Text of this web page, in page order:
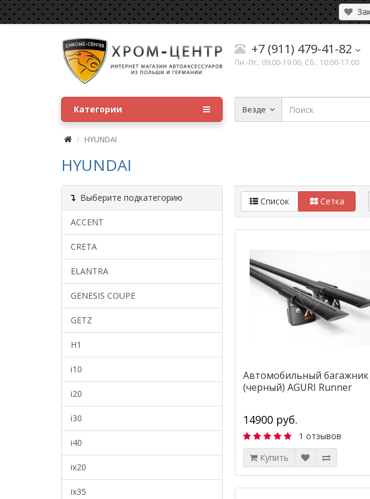
+7 (911) 479-41-82
Пн.-Пт.: 09:00-19:00, Сб.: 10:00-17:00
Везде
Категории
HYUNDAI
HYUNDAI
Выберите подкатегорию
ACCENT
CRETA
ELANTRA
GENESIS COUPE
GETZ
H1
i10
i20
i30
i40
ix20
ix35
Список Сетка
Автомобильный багажник
(черный) AGURI Runner
14900 руб.
1 отзывов
Купить